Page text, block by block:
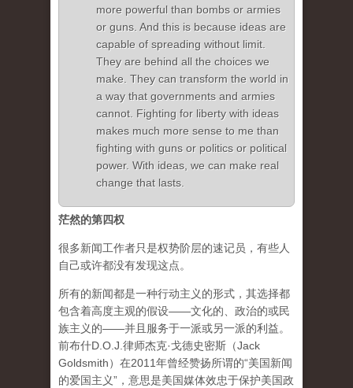
more powerful than bombs or armies
or guns. And this is because ideas are
capable of spreading without limit.
They are behind all the choices we
make. They can transform the world in
a way that governments and armies
cannot. Fighting for liberty with ideas
makes much more sense to me than
fighting with guns or politics or political
power. With ideas, we can make real
change that lasts.
茫然的第四权
很多新闻工作者只是权势阶层的速记员，有些人
自己或许都没有发现这点。
所有的新闻都是一种行动主义的形式，其选择都
包含着高度主观的假设——文化的、政治的或民
族主义的——并且服务于一派或另一派的利益。
前布什D.O.J.律师杰克·戈德史密斯（Jack
Goldsmith）在2011年曾经赞扬所谓的“美国新闻
的爱国主义”，意思是美国媒体效忠于保护美国政